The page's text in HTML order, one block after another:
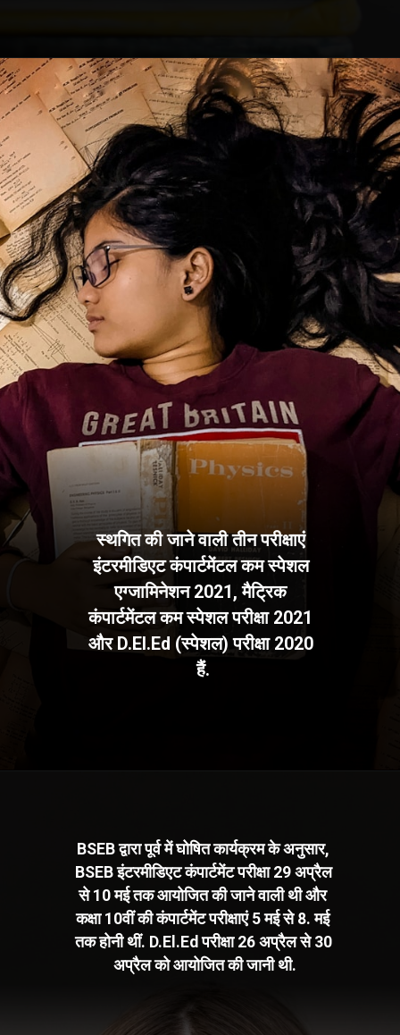
स्थगित की जाने वाली तीन परीक्षाएं
इंटरमीडिएट कंपार्टमेंटल कम स्पेशल
एग्जामिनेशन 2021, मैट्रिक
कंपार्टमेंटल कम स्पेशल परीक्षा 2021
और D.El.Ed (स्पेशल) परीक्षा 2020
हैं.
BSEB द्वारा पूर्व में घोषित कार्यक्रम के अनुसार,
BSEB इंटरमीडिएट कंपार्टमेंट परीक्षा 29 अप्रैल
से 10 मई तक आयोजित की जाने वाली थी और
कक्षा 10वीं की कंपार्टमेंट परीक्षाएं 5 मई से 8. मई
तक होनी थीं. D.El.Ed परीक्षा 26 अप्रैल से 30
अप्रैल को आयोजित की जानी थी.